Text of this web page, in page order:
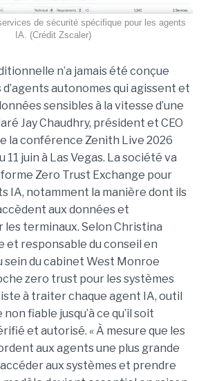
de sécurité spécifique pour les agents
IA. (Crédit Zscaler)
n’a jamais été conçue
autonomes qui agissent et
sensibles à la vitesse d’une
Jay Chaudhry, président et CEO
la conférence Zenith Live 2026
11 juin à Las Vegas. La société va
Zero Trust Exchange pour
IA, notamment la manière dont ils
aux données et
terminaux. Selon Christina
et responsable du conseil en
sein du cabinet West Monroe
zero trust pour les systèmes
à traiter chaque agent IA, outil
fiable jusqu’à ce qu’il soit
et autorisé. « À mesure que les
aux agents une plus grande
aux systèmes et prendre